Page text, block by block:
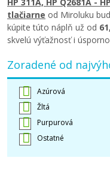
tlačiarne od Miroluku
kúpite túto náplň už od
skvelú výťažnosť i
Zoradené od
Azúrová
Žltá
Purpurová
Ostatné